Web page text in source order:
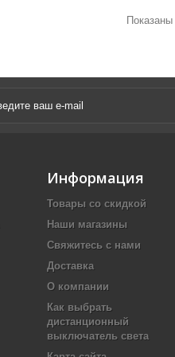
Информация
Товары со скидкой
Наши магазины
Свяжитесь с нами
Доставка
О компании
Как выбрать
дистанционный
выключатель света